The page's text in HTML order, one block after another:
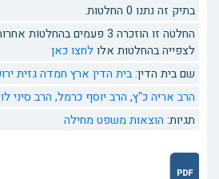
בתיק זה נתנו 0 החלטות.
החלטה זו הוזכרה 3 פעמים בהחלטות אחרות.
לצפייה בהחלטות אלולחצו כאן
שם בית הדין:בית הדין ארץ חמדה גזית
הרב אריה כ"ץ, הרב יוסף כרמל, הרב סיני
תגיות: הוצאות משפט מחילה